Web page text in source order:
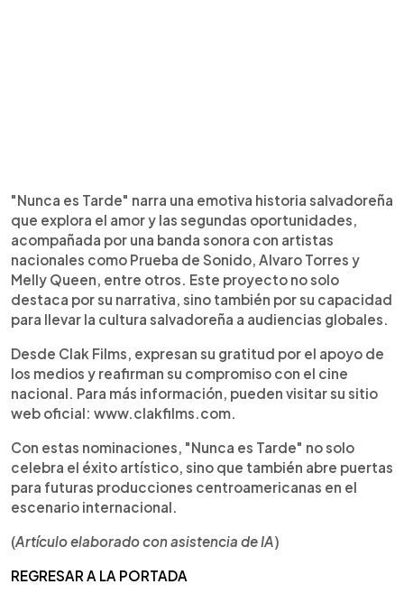
"Nunca es Tarde" narra una emotiva historia salvadoreña
que explora el amor y las segundas oportunidades,
acompañada por una banda sonora con artistas
nacionales como Prueba de Sonido, Alvaro Torres y
Melly Queen, entre otros. Este proyecto no solo
destaca por su narrativa, sino también por su capacidad
para llevar la cultura salvadoreña a audiencias globales.
Desde Clak Films, expresan su gratitud por el apoyo de
los medios y reafirman su compromiso con el cine
nacional. Para más información, pueden visitar su sitio
web oficial: www.clakfilms.com.
Con estas nominaciones, "Nunca es Tarde" no solo
celebra el éxito artístico, sino que también abre puertas
para futuras producciones centroamericanas en el
escenario internacional.
(Artículo elaborado con asistencia de IA)
REGRESAR A LA PORTADA